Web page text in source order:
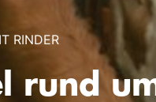
RINDER
rund